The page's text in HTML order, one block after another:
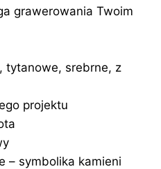
grawerowania Twoim
tytanowe, srebrne, z
projektu
– symbolika kamieni